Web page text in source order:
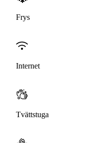
Frys
Internet
Tvättstuga